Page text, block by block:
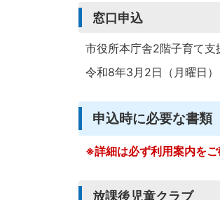
窓口申込
市役所本庁舎2階子育て支
令和8年3月2日（月曜日
申込時に必要な書類
※詳細は必ず利用案内をご
放課後児童クラブ